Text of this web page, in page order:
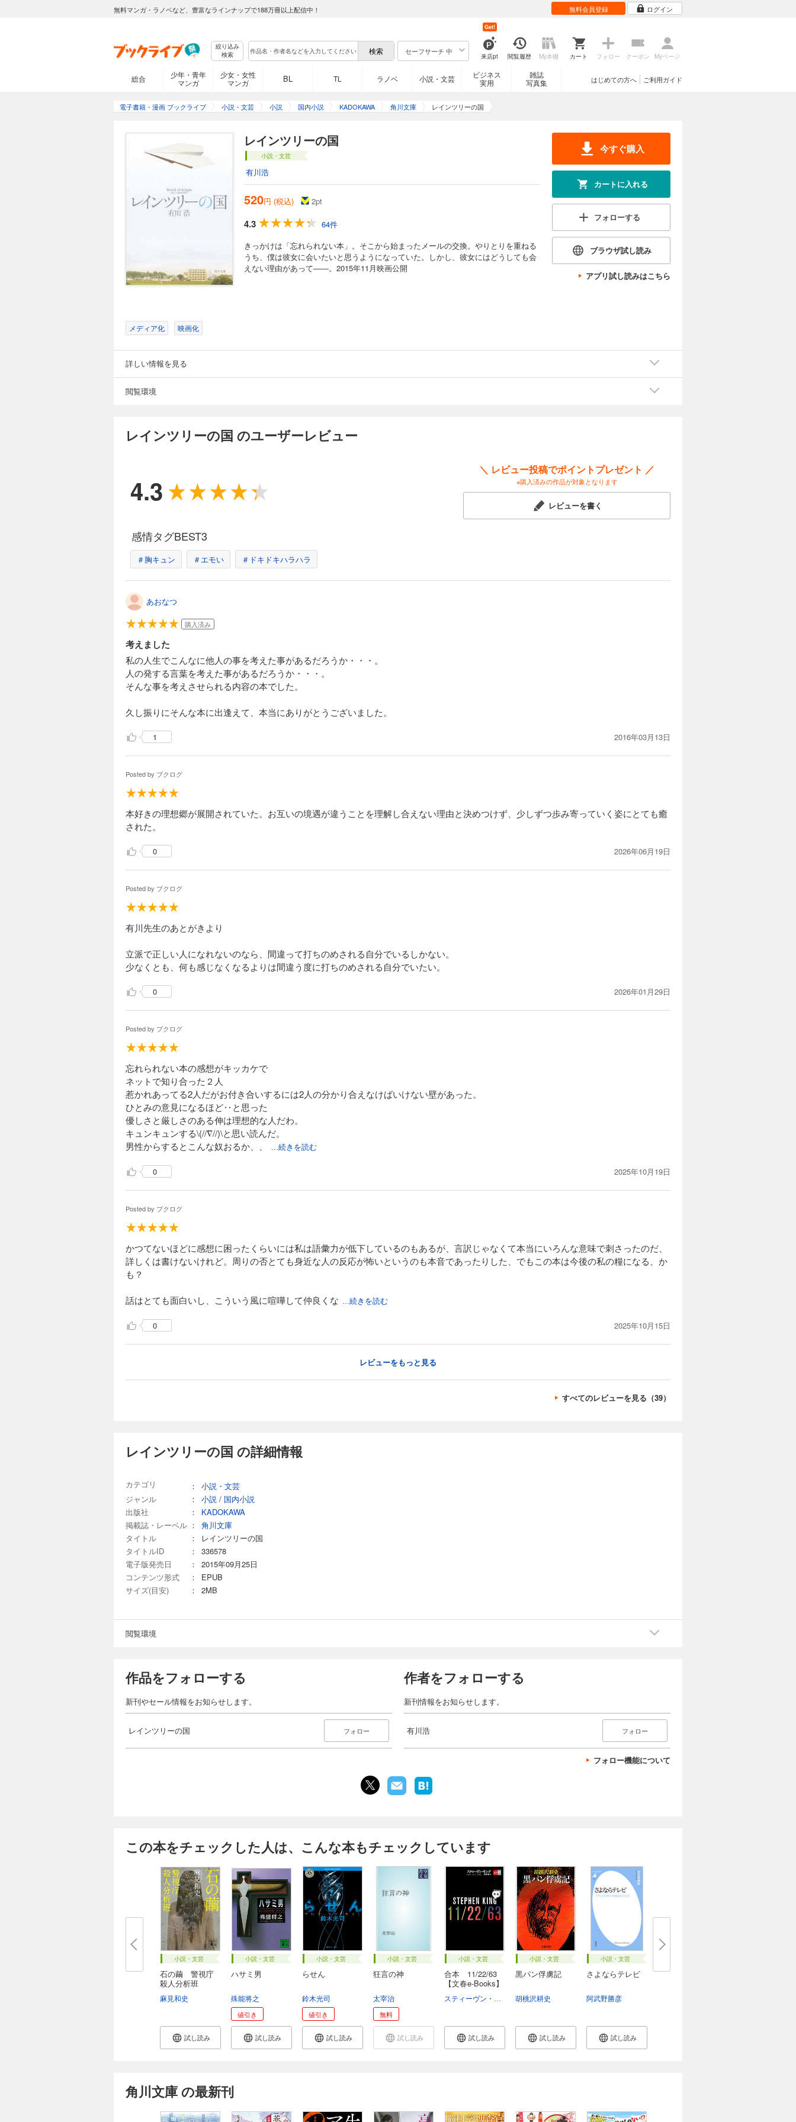
無料マンガ・ラノベなど、豊富なラインナップで188万冊以上配信中！ 無料会員登録 ログイン
絞り込み
検索
セーフサーチ 中
来店pt
Get!
閲覧履歴 My本棚 カート フォロー クーポン Myページ
総合
少年・青年
マンガ
少女・女性
マンガ
BL TL ラノベ 小説・文芸
ビジネス
実用
雑誌
写真集
ご利用ガイド
はじめての方へ
電子書籍・漫画 ブックライブ 小説・文芸 小説 国内小説 KADOKAWA 角川文庫 レインツリーの国
レインツリーの国
小説・文芸
有川浩
520円 (税込) 2pt
4.3
64件
きっかけは「忘れられない本」。そこから始まったメールの交換。やりとりを重ねる
うち、僕は彼女に会いたいと思うようになっていた。しかし、彼女にはどうしても会
えない理由があって――。2015年11月映画公開
今すぐ購入
カートに入れる
フォローする
ブラウザ試し読み
アプリ試し読みはこちら
メディア化 映画化
詳しい情報を見る
閲覧環境
レインツリーの国 のユーザーレビュー
4.3
＼ レビュー投稿でポイントプレゼント ／
※購入済みの作品が対象となります
レビューを書く
感情タグBEST3
＃胸キュン ＃エモい ＃ドキドキハラハラ
あおなつ
購入済み
考えました
私の人生でこんなに他人の事を考えた事があるだろうか・・・。
人の発する言葉を考えた事があるだろうか・・・。
そんな事を考えさせられる内容の本でした。
久し振りにそんな本に出逢えて、本当にありがとうございました。
1 2016年03月13日
Posted by ブクログ
本好きの理想郷が展開されていた。お互いの境遇が違うことを理解し合えない理由と決めつけず、少しずつ歩み寄っていく姿にとても癒
された。
0 2026年06月19日
Posted by ブクログ
有川先生のあとがきより
立派で正しい人になれないのなら、間違って打ちのめされる自分でいるしかない。
少なくとも、何も感じなくなるよりは間違う度に打ちのめされる自分でいたい。
0 2026年01月29日
Posted by ブクログ
忘れられない本の感想がキッカケで
ネットで知り合った２人
惹かれあってる2人だがお付き合いするには2人の分かり合えなけばいけない壁があった。
ひとみの意見になるほど‥と思った
優しさと厳しさのある伸は理想的な人だわ。
キュンキュンする\(//∇//)\と思い読んだ。
男性からするとこんな奴おるか、、
...続きを読む
0 2025年10月19日
Posted by ブクログ
かつてないほどに感想に困ったくらいには私は語彙力が低下しているのもあるが、言訳じゃなくて本当にいろんな意味で刺さったのだ、
詳しくは書けないけれど。周りの否とても身近な人の反応が怖いというのも本音であったりした、でもこの本は今後の私の糧になる、か
も？
話はとても面白いし、こういう風に喧嘩して仲良くな ...続きを読む
0 2025年10月15日
レビューをもっと見る
すべてのレビューを見る（39）
レインツリーの国 の詳細情報
カテゴリ ：
小説・文芸
ジャンル
： 小説 / 国内小説
出版社
：
KADOKAWA
掲載誌・レーベル ：
角川文庫
タイトル
：
レインツリーの国
タイトルID
：
336578
電子版発売日
：
2015年09月25日
コンテンツ形式
：
EPUB
サイズ(目安)
： 2MB
閲覧環境
作品をフォローする
新刊やセール情報をお知らせします。
レインツリーの国 フォロー
作者をフォローする
新刊情報をお知らせします。
有川浩 フォロー
フォロー機能について
この本をチェックした人は、こんな本もチェックしています
小説・文芸
石の繭 警視庁
殺人分析班
麻見和史
試し読み
小説・文芸
ハサミ男
殊能将之
値引き
試し読み
小説・文芸
らせん
鈴木光司
値引き
試し読み
小説・文芸
狂言の神
太宰治
無料
試し読み
小説・文芸
合本 11/22/63
【文春e-Books】
白石朗
試し読み
小説・文芸
黒パン俘虜記
胡桃沢耕史
試し読み
小説・文芸
さよならテレビ
阿武野勝彦
試し読み
角川文庫 の最新刊